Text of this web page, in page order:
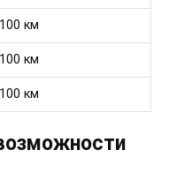
км
км
км